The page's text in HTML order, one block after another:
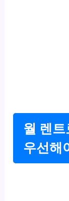
월 렌
우선해